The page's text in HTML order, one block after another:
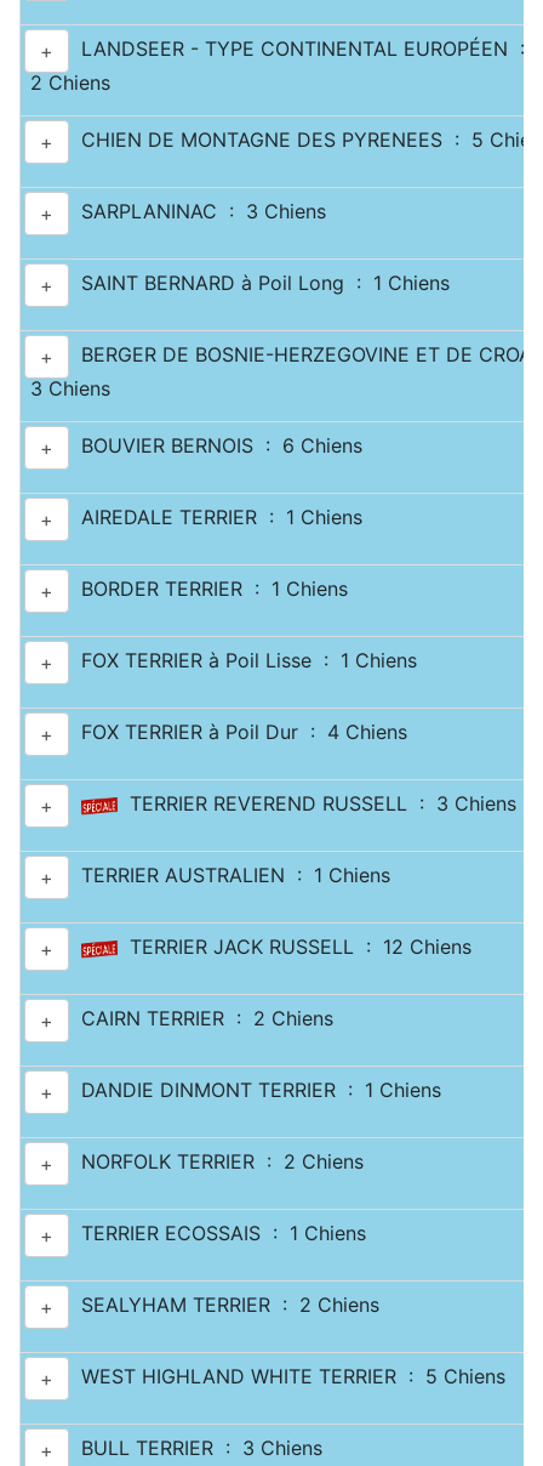
+
LANDSEER - TYPE CONTINENTAL EUROPÉEN :
2 Chiens
+ CHIEN DE MONTAGNE DES PYRENEES : 5
+ SARPLANINAC : 3 Chiens
+ SAINT BERNARD à Poil Long : 1 Chiens
+
BERGER DE BOSNIE-HERZEGOVINE ET DE
3 Chiens
+ BOUVIER BERNOIS : 6 Chiens
+ AIREDALE TERRIER : 1 Chiens
+ BORDER TERRIER : 1 Chiens
+ FOX TERRIER à Poil Lisse : 1 Chiens
+ FOX TERRIER à Poil Dur : 4 Chiens
+ TERRIER REVEREND RUSSELL : 3 Chiens
+ TERRIER AUSTRALIEN : 1 Chiens
+ TERRIER JACK RUSSELL : 12 Chiens
+ CAIRN TERRIER : 2 Chiens
+ DANDIE DINMONT TERRIER : 1 Chiens
+ NORFOLK TERRIER : 2 Chiens
+ TERRIER ECOSSAIS : 1 Chiens
+ SEALYHAM TERRIER : 2 Chiens
+ WEST HIGHLAND WHITE TERRIER : 5 Chiens
+ BULL TERRIER : 3 Chiens